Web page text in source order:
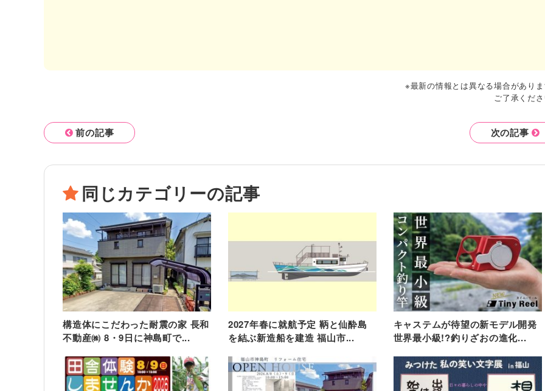
※最新の情報とは異なる場合がありま
ご了承くださ
前の記事 次の記事
同じカテゴリーの記事
構造体にこだわった耐震の家 長和
不動産㈱ 8・9日に神島町で...
2027年春に就航予定 鞆と仙酔島
を結ぶ新造船を建造 福山市...
キャステムが待望の新モデル開発
世界最小級!?釣りざおの進化...